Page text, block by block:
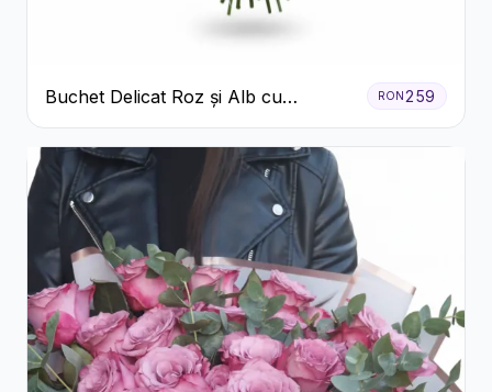
Buchet Delicat Roz și Alb cu
Trandafiri și Lisianthus
RON259